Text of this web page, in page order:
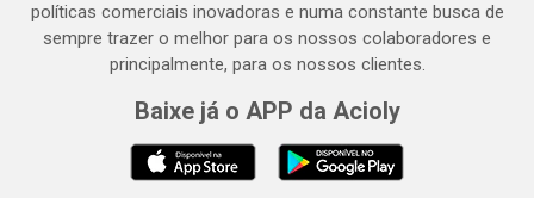
políticas comerciais inovadoras e numa constante busca de
sempre trazer o melhor para os nossos colaboradores e
principalmente, para os nossos clientes.
Baixe já o APP da Acioly